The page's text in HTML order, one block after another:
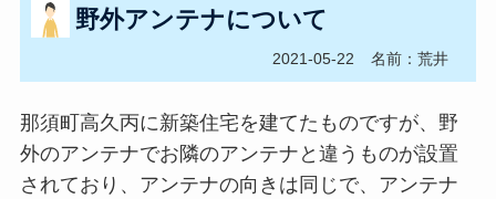
野外アンテナについて
2021-05-22 名前：荒井
那須町高久丙に新築住宅を建てたものですが、野
外のアンテナでお隣のアンテナと違うものが設置
されており、アンテナの向きは同じで、アンテナ